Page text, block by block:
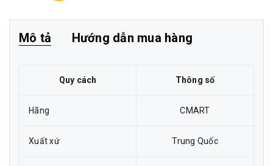
Mô tả Hướng dẫn mua hàng
Quy cách Thông số
Hãng CMART
Xuất xứ Trung Quốc